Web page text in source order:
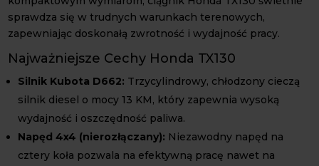
sprawdza się w trudnych warunkach terenowych,
zapewniając doskonałą zwrotność i wydajność pracy.
Najważniejsze Cechy Honda TX130
Silnik Kubota D662: Trzycylindrowy, chłodzony cieczą
silnik diesel o mocy 13 KM, który zapewnia wysoką
wydajność i oszczędność paliwa.
Napęd 4x4 (nierozłączany): Niezawodny napęd na
cztery koła pozwala na efektywną pracę nawet na